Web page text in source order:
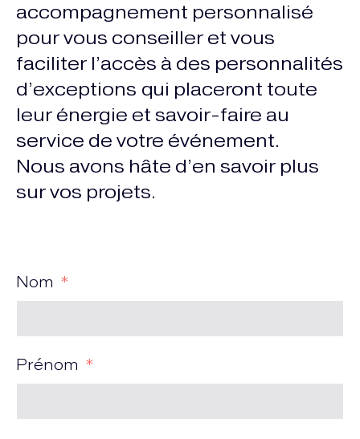
accompagnement personnalisé
pour vous conseiller et vous
faciliter l’accès à des personnalités
d’exceptions qui placeront toute
leur énergie et savoir-faire au
service de votre événement.
Nous avons hâte d’en savoir plus
sur vos projets.
Nom
Prénom